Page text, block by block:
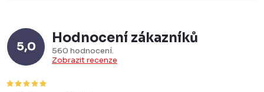
5,0
Hodnocení zákazníků
560 hodnocení
Zobrazit recenze